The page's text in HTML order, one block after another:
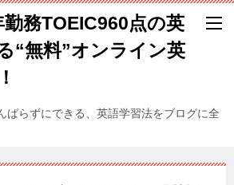
務TOEIC960点の英
“無料”オンライン英
ばらずにできる、英語学習法をブログに全